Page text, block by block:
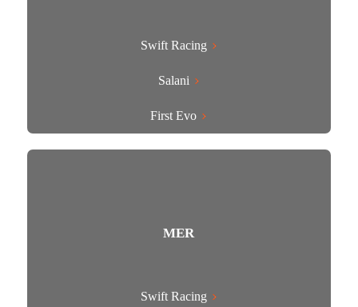
Swift Racing
Salani
First Evo
MER
Swift Racing